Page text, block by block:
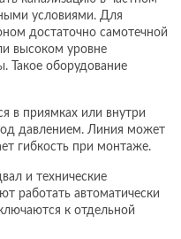
условиями. Для
достаточно самотечной
высоком уровне
Такое оборудование
в приямках или внутри
давлением. Линия может
гибкость при монтаже.
и технические
работать автоматически
к отдельной